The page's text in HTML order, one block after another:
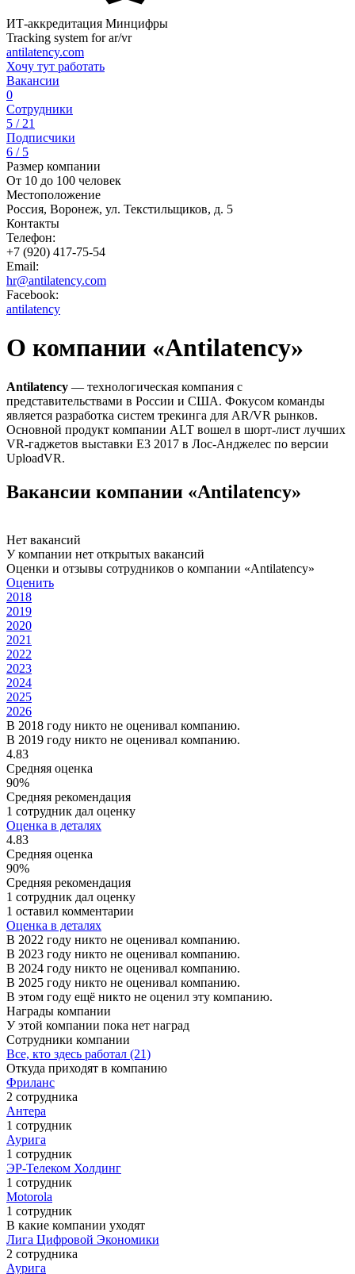
ИТ-аккредитация Минцифры
Tracking system for ar/vr
antilatency.com
Хочу тут работать
Вакансии
0
Сотрудники
5 / 21
Подписчики
6 / 5
Размер компании
От 10 до 100 человек
Местоположение
Россия, Воронеж, ул. Текстильщиков, д. 5
Контакты
Телефон:
+7 (920) 417-75-54
Email:
hr@antilatency.com
Facebook:
antilatency
О компании «Antilatency»
Antilatency — технологическая компания с
представительствами в России и США. Фокусом команды
является разработка систем трекинга для AR/VR рынков.
Основной продукт компании ALT вошел в шорт-лист лучших
VR-гаджетов выставки E3 2017 в Лос-Анджелес по версии
UploadVR.
Вакансии компании «Antilatency»
Нет вакансий
У компании нет открытых вакансий
Оценки и отзывы сотрудников о компании «Antilatency»
Оценить
2018
2019
2020
2021
2022
2023
2024
2025
2026
В 2018 году никто не оценивал компанию.
В 2019 году никто не оценивал компанию.
4.83
Средняя оценка
90%
Средняя рекомендация
1 сотрудник дал оценку
Оценка в деталях
4.83
Средняя оценка
90%
Средняя рекомендация
1 сотрудник дал оценку
1 оставил комментарии
Оценка в деталях
В 2022 году никто не оценивал компанию.
В 2023 году никто не оценивал компанию.
В 2024 году никто не оценивал компанию.
В 2025 году никто не оценивал компанию.
В этом году ещё никто не оценил эту компанию.
Награды компании
У этой компании пока нет наград
Сотрудники компании
Все, кто здесь работал (21)
Откуда приходят в компанию
Фриланс
2 сотрудника
Антера
1 сотрудник
Аурига
1 сотрудник
ЭР-Телеком Холдинг
1 сотрудник
Motorola
1 сотрудник
В какие компании уходят
Лига Цифровой Экономики
2 сотрудника
Аурига